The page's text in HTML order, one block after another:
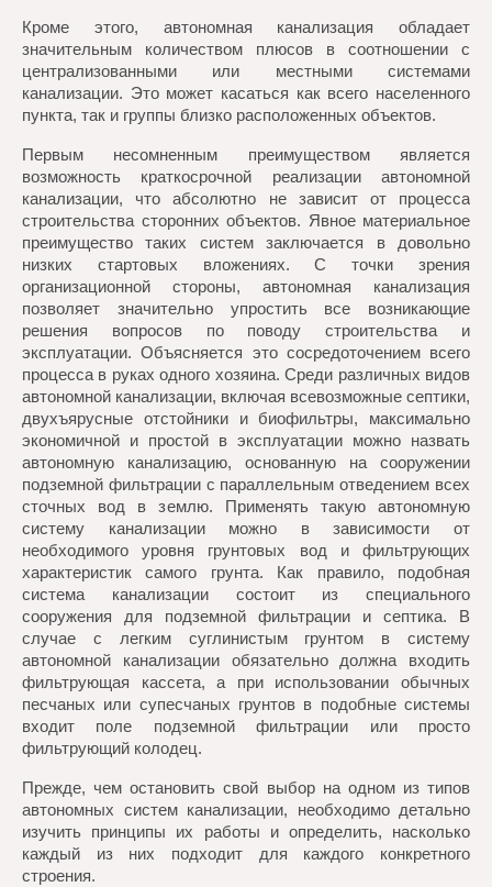
Кроме этого, автономная канализация обладает
значительным количеством плюсов в соотношении с
централизованными или местными системами
канализации. Это может касаться как всего населенного
пункта, так и группы близко расположенных объектов.
Первым несомненным преимуществом является
возможность краткосрочной реализации автономной
канализации, что абсолютно не зависит от процесса
строительства сторонних объектов. Явное материальное
преимущество таких систем заключается в довольно
низких стартовых вложениях. С точки зрения
организационной стороны, автономная канализация
позволяет значительно упростить все возникающие
решения вопросов по поводу строительства и
эксплуатации. Объясняется это сосредоточением всего
процесса в руках одного хозяина. Среди различных видов
автономной канализации, включая всевозможные септики,
двухъярусные отстойники и биофильтры, максимально
экономичной и простой в эксплуатации можно назвать
автономную канализацию, основанную на сооружении
подземной фильтрации с параллельным отведением всех
сточных вод в землю. Применять такую автономную
систему канализации можно в зависимости от
необходимого уровня грунтовых вод и фильтрующих
характеристик самого грунта. Как правило, подобная
система канализации состоит из специального
сооружения для подземной фильтрации и септика. В
случае с легким суглинистым грунтом в систему
автономной канализации обязательно должна входить
фильтрующая кассета, а при использовании обычных
песчаных или супесчаных грунтов в подобные системы
входит поле подземной фильтрации или просто
фильтрующий колодец.
Прежде, чем остановить свой выбор на одном из типов
автономных систем канализации, необходимо детально
изучить принципы их работы и определить, насколько
каждый из них подходит для каждого конкретного
строения.